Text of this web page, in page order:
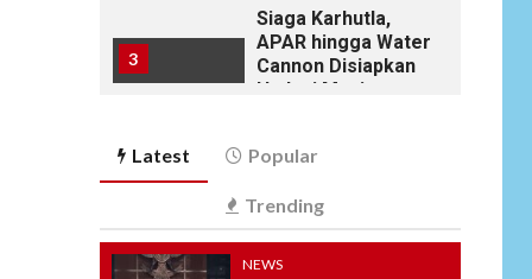
3
Siaga Karhutla,
APAR hingga Water
Cannon Disiapkan
Hadapi Musim
Bakar Lahan
Pun
NEWS
Latest Popular
Trending
NEWS